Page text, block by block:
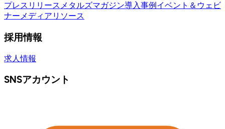
プレスリリース メタルズマガジン導入事例イベント＆ウェビ
ナーメディアリソース
採用情報
求人情報
SNSアカウント